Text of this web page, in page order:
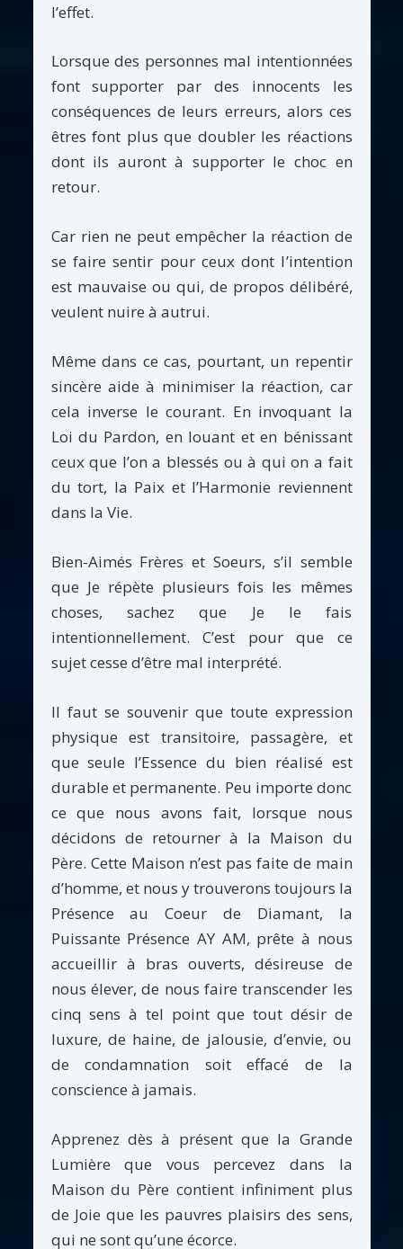
l’effet.
Lorsque des personnes mal intentionnées
font supporter par des innocents les
conséquences de leurs erreurs, alors ces
êtres font plus que doubler les réactions
dont ils auront à supporter le choc en
retour.
Car rien ne peut empêcher la réaction de
se faire sentir pour ceux dont l’intention
est mauvaise ou qui, de propos délibéré,
veulent nuire à autrui.
Même dans ce cas, pourtant, un repentir
sincère aide à minimiser la réaction, car
cela inverse le courant. En invoquant la
Loi du Pardon, en louant et en bénissant
ceux que l’on a blessés ou à qui on a fait
du tort, la Paix et l’Harmonie reviennent
dans la Vie.
Bien-Aimés Frères et Soeurs, s’il semble
que Je répète plusieurs fois les mêmes
choses, sachez que Je le fais
intentionnellement. C’est pour que ce
sujet cesse d’être mal interprété.
Il faut se souvenir que toute expression
physique est transitoire, passagère, et
que seule l’Essence du bien réalisé est
durable et permanente. Peu importe donc
ce que nous avons fait, lorsque nous
décidons de retourner à la Maison du
Père. Cette Maison n’est pas faite de main
d’homme, et nous y trouverons toujours la
Présence au Coeur de Diamant, la
Puissante Présence AY AM, prête à nous
accueillir à bras ouverts, désireuse de
nous élever, de nous faire transcender les
cinq sens à tel point que tout désir de
luxure, de haine, de jalousie, d’envie, ou
de condamnation soit effacé de la
conscience à jamais.
Apprenez dès à présent que la Grande
Lumière que vous percevez dans la
Maison du Père contient infiniment plus
de Joie que les pauvres plaisirs des sens,
qui ne sont qu’une écorce.